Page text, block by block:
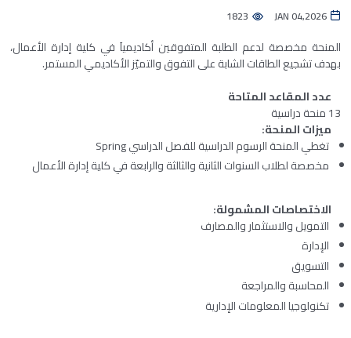
JAN 04,2026
1823
المنحة مخصصة لدعم الطلبة المتفوقين أكاديمياَ في كلية إدارة الأعمال،
بهدف تشجيع الطاقات الشابة على التفوق والتميّز الأكاديمي المستمر.
عدد المقاعد المتاحة
13 منحة دراسية
ميزات المنحة:
تغطي المنحة الرسوم الدراسية للفصل الدراسيSpring
مخصصة لطلاب السنوات الثانية والثالثة والرابعة في كلية إدارة الأعمال
الاختصاصات المشمولة:
التمويل والاستثمار والمصارف
الإدارة
التسويق
المحاسبة والمراجعة
تكنولوجيا المعلومات الإدارية